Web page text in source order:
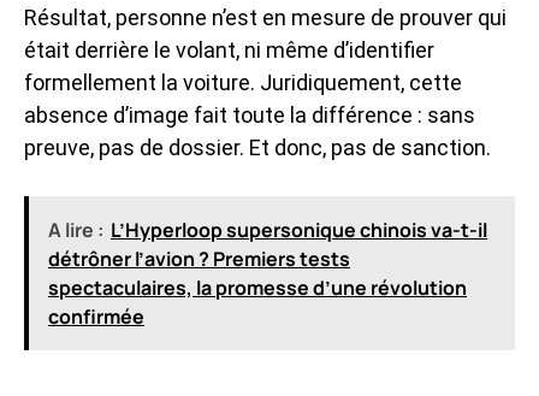
Résultat, personne n’est en mesure de prouver qui
était derrière le volant, ni même d’identifier
formellement la voiture. Juridiquement, cette
absence d’image fait toute la différence : sans
preuve, pas de dossier. Et donc, pas de sanction.
A lire : L’Hyperloop supersonique chinois va-t-il
détrôner l’avion ? Premiers tests
spectaculaires, la promesse d’une révolution
confirmée